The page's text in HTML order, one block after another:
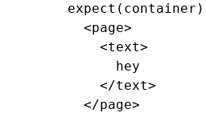
    expect
(container)
      <page>
        <text>
          hey
        </text>
      </page>